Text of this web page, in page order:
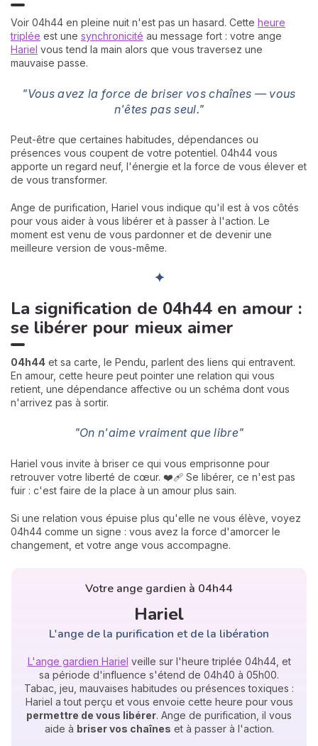
Voir 04h44 en pleine nuit n'est pas un hasard. Cette heure
triplée est une synchronicité au message fort : votre ange
Hariel vous tend la main alors que vous traversez une
mauvaise passe.
"Vous avez la force de briser vos chaînes — vous
n'êtes pas seul."
Peut-être que certaines habitudes, dépendances ou
présences vous coupent de votre potentiel. 04h44 vous
apporte un regard neuf, l'énergie et la force de vous élever et
de vous transformer.
Ange de purification, Hariel vous indique qu'il est à vos côtés
pour vous aider à vous libérer et à passer à l'action. Le
moment est venu de vous pardonner et de devenir une
meilleure version de vous-même.
✦
La signification de 04h44 en amour :
se libérer pour mieux aimer
04h44 et sa carte, le Pendu, parlent des liens qui entravent.
En amour, cette heure peut pointer une relation qui vous
retient, une dépendance affective ou un schéma dont vous
n'arrivez pas à sortir.
"On n'aime vraiment que libre"
Hariel vous invite à briser ce qui vous emprisonne pour
retrouver votre liberté de cœur. ❤️‍🩹 Se libérer, ce n'est pas
fuir : c'est faire de la place à un amour plus sain.
Si une relation vous épuise plus qu'elle ne vous élève, voyez
04h44 comme un signe : vous avez la force d'amorcer le
changement, et votre ange vous accompagne.
Votre ange gardien à 04h44
Hariel
L'ange de la purification et de la libération
L'ange gardien Hariel veille sur l'heure triplée 04h44, et
sa période d'influence s'étend de 04h40 à 05h00.
Tabac, jeu, mauvaises habitudes ou présences toxiques :
Hariel a tout perçu et vous envoie cette heure pour vous
permettre de vous libérer. Ange de purification, il vous
aide à briser vos chaînes et à passer à l'action.